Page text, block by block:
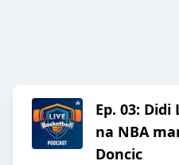
Ep. 03:
na NBA
Doncic